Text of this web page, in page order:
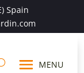
Spain